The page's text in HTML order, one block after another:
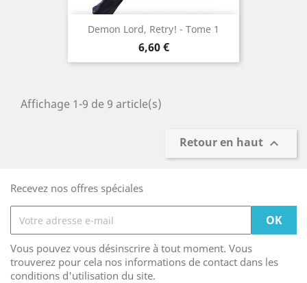
Demon Lord, Retry! - Tome 1
Prix
6,60 €
Affichage 1-9 de 9 article(s)
Retour en haut 
Recevez nos offres spéciales
Vous pouvez vous désinscrire à tout moment. Vous
trouverez pour cela nos informations de contact dans les
conditions d'utilisation du site.